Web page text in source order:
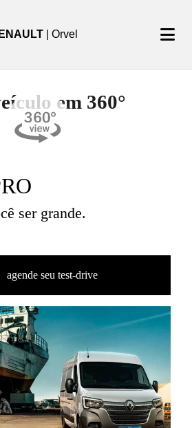
| Orvel
em 360°
ser grande.
agende seu test-drive